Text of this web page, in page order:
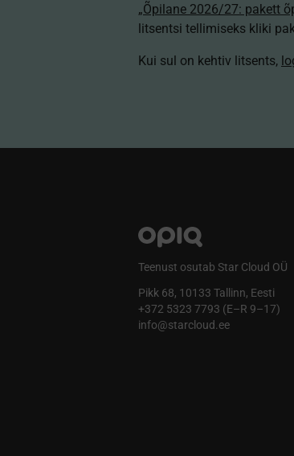
„Õpilane 2026/27: pakett
litsentsi tellimiseks kliki
Kui sul on kehtiv litsents,
Teenust osutab Star Cloud OÜ
Pikk 68, 10133 Tallinn, Eesti
+372 5323 7793 (E–R 9–17)
info@starcloud.ee